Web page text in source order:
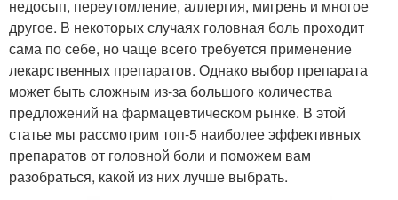
недосып, переутомление, аллергия, мигрень и многое
другое. В некоторых случаях головная боль проходит
сама по себе, но чаще всего требуется применение
лекарственных препаратов. Однако выбор препарата
может быть сложным из-за большого количества
предложений на фармацевтическом рынке. В этой
статье мы рассмотрим топ-5 наиболее эффективных
препаратов от головной боли и поможем вам
разобраться, какой из них лучше выбрать.